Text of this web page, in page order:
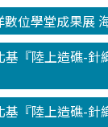
位學堂成果展
基『陸上造礁-針
基『陸上造礁-針